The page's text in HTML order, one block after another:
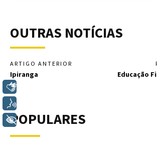
OUTRAS NOTÍCIAS
ARTIGO ANTERIOR
Ipiranga
Educação
POPULARES
+ Acessibilidade